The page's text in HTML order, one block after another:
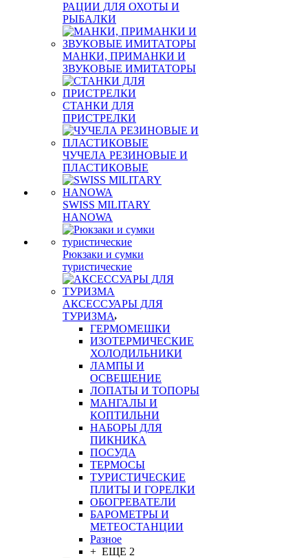
РАЦИИ ДЛЯ ОХОТЫ И
РЫБАЛКИ
МАНКИ, ПРИМАНКИ И
ЗВУКОВЫЕ ИМИТАТОРЫ
СТАНКИ ДЛЯ
ПРИСТРЕЛКИ
ЧУЧЕЛА РЕЗИНОВЫЕ И
ПЛАСТИКОВЫЕ
SWISS MILITARY
HANOWA
Рюкзаки и сумки
туристические
АКСЕССУАРЫ ДЛЯ
ТУРИЗМА
ГЕРМОМЕШКИ
ИЗОТЕРМИЧЕСКИЕ
ХОЛОДИЛЬНИКИ
ЛАМПЫ И
ОСВЕЩЕНИЕ
ЛОПАТЫ И ТОПОРЫ
МАНГАЛЫ И
КОПТИЛЬНИ
НАБОРЫ ДЛЯ
ПИКНИКА
ПОСУДА
ТЕРМОСЫ
ТУРИСТИЧЕСКИЕ
ПЛИТЫ И ГОРЕЛКИ
ОБОГРЕВАТЕЛИ
БАРОМЕТРЫ И
МЕТЕОСТАНЦИИ
Разное
+ ЕЩЕ 2